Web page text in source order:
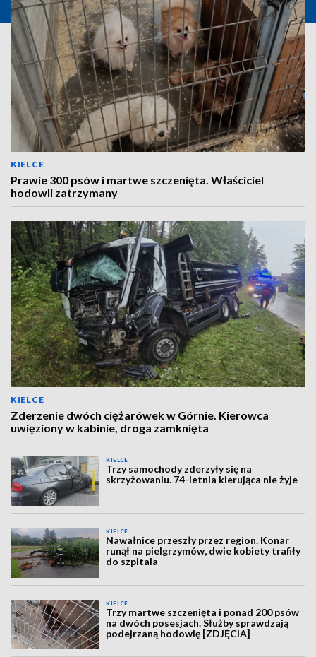
KIELCE
Prawie 300 psów i martwe szczenięta. Właściciel
hodowli zatrzymany
KIELCE
Zderzenie dwóch ciężarówek w Górnie. Kierowca
uwięziony w kabinie, droga zamknięta
KIELCE
Trzy samochody zderzyły się na
skrzyżowaniu. 74-letnia kierująca nie żyje
KIELCE
Nawałnice przeszły przez region. Konar
runął na pielgrzymów, dwie kobiety trafiły
do szpitala
KIELCE
Trzy martwe szczenięta i ponad 200 psów
na dwóch posesjach. Służby sprawdzają
podejrzaną hodowlę [ZDJĘCIA]